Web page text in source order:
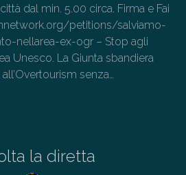
dal min. 5.00 circa. Firma e Fai
petitions/salviamo-
nellarea-ex-ogr – Stop agli
Unesco. La Giunta sbandiera
senza…
la diretta